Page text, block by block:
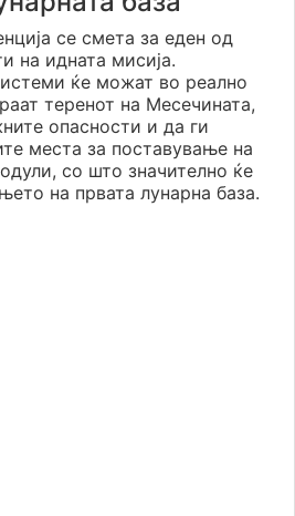
се смета за еден од
на идната мисија.
ќе можат во реално
теренот на Месечината,
опасности и да ги
места за поставување на
со што значително ќе
на првата лунарна база.